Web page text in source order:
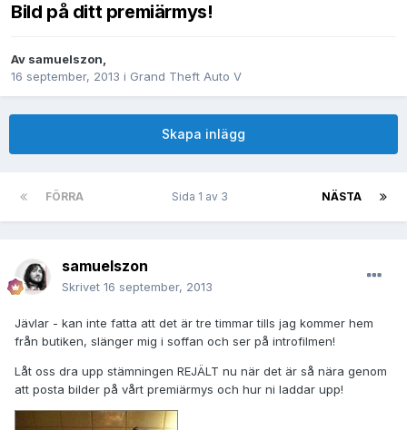
Bild på ditt premiärmys!
Av samuelszon,
16 september, 2013 i Grand Theft Auto V
Skapa inlägg
FÖRRA NÄSTA
Sida 1 av 3
samuelszon
Skrivet 16 september, 2013
Jävlar - kan inte fatta att det är tre timmar tills jag kommer hem
från butiken, slänger mig i soffan och ser på introfilmen!
Låt oss dra upp stämningen REJÄLT nu när det är så nära genom
att posta bilder på vårt premiärmys och hur ni laddar upp!